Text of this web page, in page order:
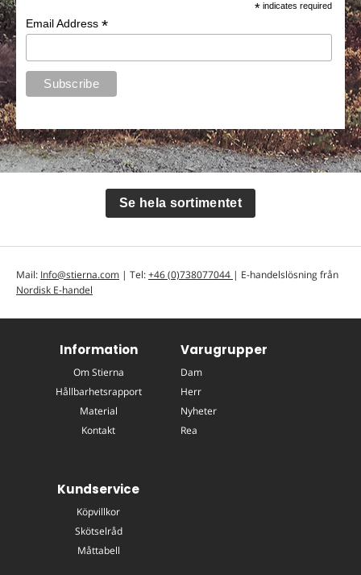
* indicates required
Email Address*
Se hela sortimentet
Mail: Info@stierna.com | Tel:+46 (0)738077044 | E-handelslösning från
Nordisk E-handel
Information
Om Stierna
Hållbarhetsrapport
Material
Kontakt
Varugrupper
Dam
Herr
Nyheter
Rea
Kundservice
Köpvillkor
Skötselråd
Måttabell